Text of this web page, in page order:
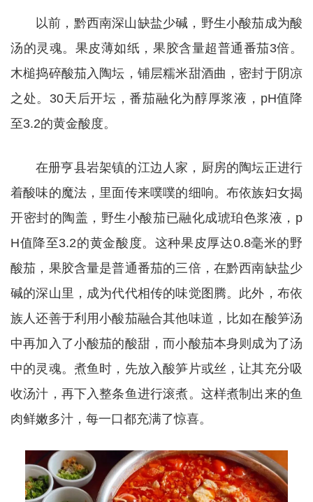
以前，黔西南深山缺盐少碱，野生小酸茄成为酸
汤的灵魂。果皮薄如纸，果胶含量超普通番茄3倍。
木槌捣碎酸茄入陶坛，铺层糯米甜酒曲，密封于阴凉
之处。30天后开坛，番茄融化为醇厚浆液，pH值降
至3.2的黄金酸度。
在册亨县岩架镇的江边人家，厨房的陶坛正进行
着酸味的魔法，里面传来噗噗的细响。布依族妇女揭
开密封的陶盖，野生小酸茄已融化成琥珀色浆液，p
H值降至3.2的黄金酸度。这种果皮厚达0.8毫米的野
酸茄，果胶含量是普通番茄的三倍，在黔西南缺盐少
碱的深山里，成为代代相传的味觉图腾。此外，布依
族人还善于利用小酸茄融合其他味道，比如在酸笋汤
中再加入了小酸茄的酸甜，而小酸茄本身则成为了汤
中的灵魂。煮鱼时，先放入酸笋片或丝，让其充分吸
收汤汁，再下入整条鱼进行滚煮。这样煮制出来的鱼
肉鲜嫩多汁，每一口都充满了惊喜。